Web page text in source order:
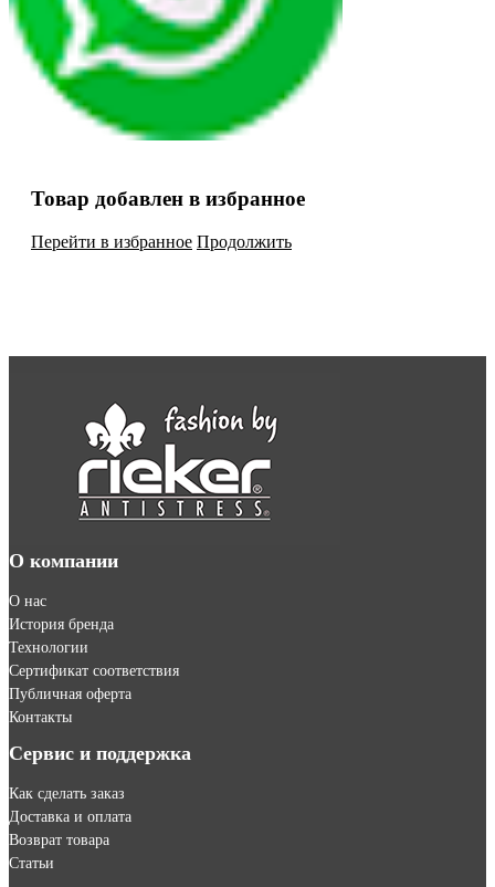
Товар добавлен в избранное
Перейти в избранное Продолжить
О компании
О нас
История бренда
Технологии
Сертификат соответствия
Публичная оферта
Контакты
Сервис и поддержка
Как сделать заказ
Доставка и оплата
Возврат товара
Статьи